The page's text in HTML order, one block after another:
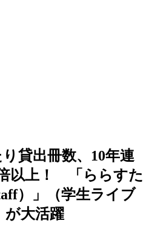
貸出冊数、10年連
以上！ 「ららすた
）」（学生ライブ
が大活躍